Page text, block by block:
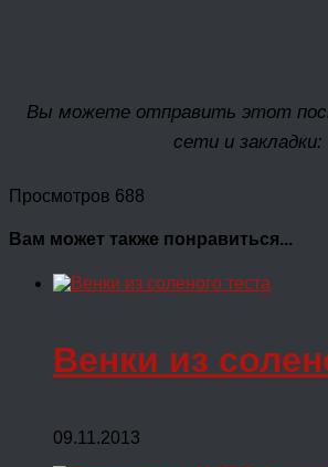
Вы можете отправить этот
сети и закладки:
Просмотров 688
Вам может также понравиться...
Венки из
09.11.2013